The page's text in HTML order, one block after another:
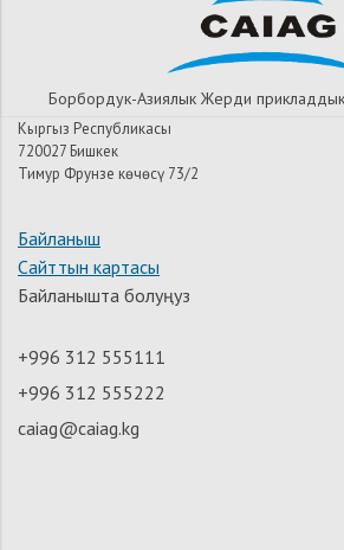
Борбордук-Азиялык Жерди прикладдык
Кыргыз Республикасы
720027 Бишкек
Тимур Фрунзе көчөсү 73/2
Байланыш
Сайттын картасы
Байланышта болуңуз
+996 312 555111
+996 312 555222
caiag@caiag.kg